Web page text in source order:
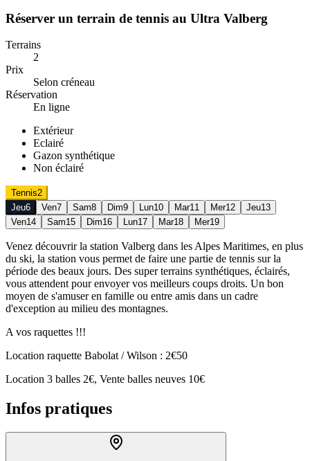
Réserver un terrain de tennis au Ultra Valberg
Terrains
2
Prix
Selon créneau
Réservation
En ligne
Extérieur
Eclairé
Gazon synthétique
Non éclairé
Tennis2
Jeu6 Ven7 Sam8 Dim9 Lun10 Mar11 Mer12 Jeu13
Ven14 Sam15 Dim16 Lun17 Mar18 Mer19
Venez découvrir la station Valberg dans les Alpes Maritimes, en plus
du ski, la station vous permet de faire une partie de tennis sur la
période des beaux jours. Des super terrains synthétiques, éclairés,
vous attendent pour envoyer vos meilleurs coups droits. Un bon
moyen de s'amuser en famille ou entre amis dans un cadre
d'exception au milieu des montagnes.
A vos raquettes !!!
Location raquette Babolat / Wilson : 2€50
Location 3 balles 2€, Vente balles neuves 10€
Infos pratiques